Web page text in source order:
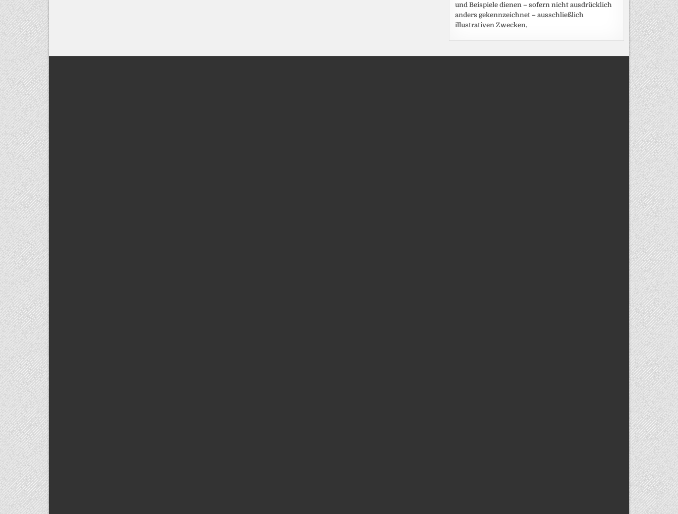
und Beispiele dienen – sofern nicht ausdrücklich
anders gekennzeichnet – ausschließlich
illustrativen Zwecken.